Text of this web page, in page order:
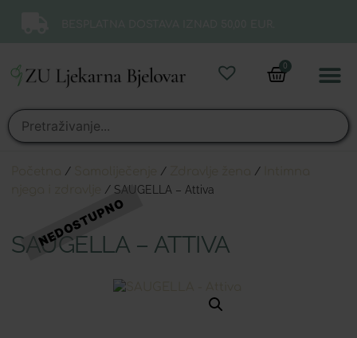
0
/ / /
/ SAUGELLA – Attiva
SAUGELLA – ATTIVA